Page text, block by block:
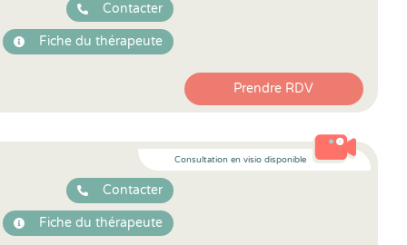
Contacter
Fiche du thérapeute
Prendre RDV
Consultation en visio disponible
Contacter
Fiche du thérapeute